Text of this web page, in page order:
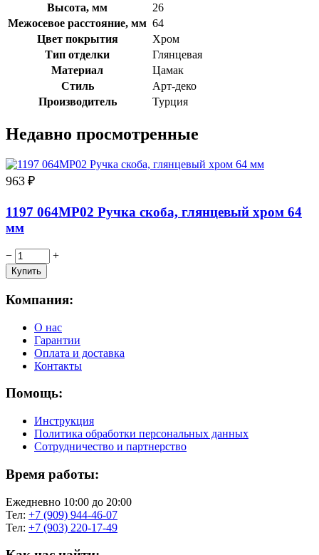
Высота, мм
26
Межосевое расстояние, мм 64
Цвет покрытия
Хром
Тип отделки
Глянцевая
Материал
Цамак
Стиль
Арт-деко
Производитель
Турция
Недавно просмотренные
963 ₽
1197 064MP02 Ручка скоба, глянцевый хром 64
мм
− +
Компания:
О нас
Гарантии
Оплата и доставка
Контакты
Помощь:
Инструкция
Политика обработки персональных данных
Сотрудничество и партнерство
Время работы:
Ежедневно 10:00 до 20:00
Тел: +7 (909) 944-46-07
Тел: +7 (903) 220-17-49